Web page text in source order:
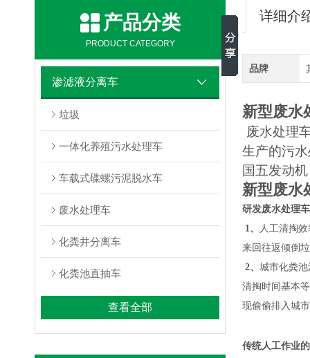
产品分类
PRODUCT CATEGORY
渗滤液分离车
垃圾
一体化养殖污水处理车
车载式碟螺污泥脱水车
废水处理车
化粪井分离车
化粪池直抽车
查看全部
详细介
品牌
新型废水
废水处理
生产的污
国五发动
新型废水
研发废水处理
1、
人工清掏
来回往返倾倒
2、 城市化粪
清掏时间基本
现偷偷排入城
传统人工作业